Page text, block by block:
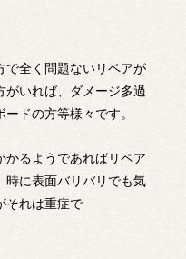
で全く問題ないリペアが
がいれば、ダメージ多過
ドの方等様々です。
かるようであればリペア
に表面バリバリでも気
それは重症で